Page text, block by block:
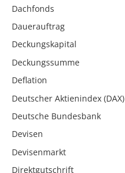
Dachfonds
Dauerauftrag
Deckungskapital
Deckungssumme
Deflation
Deutscher Aktienindex (DAX)
Deutsche Bundesbank
Devisen
Devisenmarkt
Direktgutschrift